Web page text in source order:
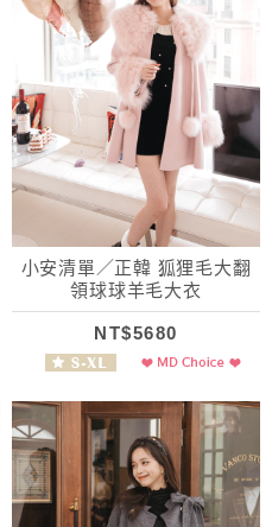
小安清單／正韓 狐狸毛大翻
領球球羊毛大衣
NT$5680